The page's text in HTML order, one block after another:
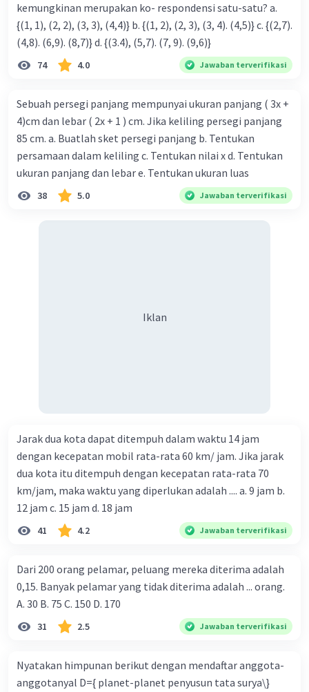
kemungkinan merupakan ko- respondensi satu-satu? a.
{(1, 1), (2, 2), (3, 3), (4,4)} b. {(1, 2), (2, 3), (3, 4). (4,5)} c. {(2,7).
(4,8). (6,9). (8,7)} d. {(3.4), (5,7). (7, 9). (9,6)}
74 4.0 Jawaban terverifikasi
Sebuah persegi panjang mempunyai ukuran panjang ( 3x +
4)cm dan lebar ( 2x + 1 ) cm. Jika keliling persegi panjang
85 cm. a. Buatlah sket persegi panjang b. Tentukan
persamaan dalam keliling c. Tentukan nilai x d. Tentukan
ukuran panjang dan lebar e. Tentukan ukuran luas
38 5.0 Jawaban terverifikasi
Iklan
Jarak dua kota dapat ditempuh dalam waktu 14 jam
dengan kecepatan mobil rata-rata 60 km/ jam. Jika jarak
dua kota itu ditempuh dengan kecepatan rata-rata 70
km/jam, maka waktu yang diperlukan adalah .... a. 9 jam b.
12 jam c. 15 jam d. 18 jam
41 4.2 Jawaban terverifikasi
Dari 200 orang pelamar, peluang mereka diterima adalah
0,15. Banyak pelamar yang tidak diterima adalah ... orang.
A. 30 B. 75 C. 150 D. 170
31 2.5 Jawaban terverifikasi
Nyatakan himpunan berikut dengan mendaftar anggota-
anggotanyal D={ planet-planet penyusun tata surya\}